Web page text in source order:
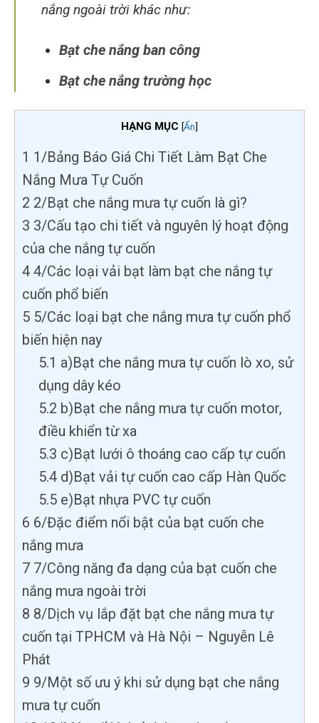
nắng ngoài trời khác như:
Bạt che nắng ban công
Bạt che nắng trường học
HẠNG MỤC [Ẩn]
1 1/Bảng Báo Giá Chi Tiết Làm Bạt Che
Nắng Mưa Tự Cuốn
2 2/Bạt che nắng mưa tự cuốn là gì?
3 3/Cấu tạo chi tiết và nguyên lý hoạt động
của che nắng tự cuốn
4 4/Các loại vải bạt làm bạt che nắng tự
cuốn phổ biến
5 5/Các loại bạt che nắng mưa tự cuốn phổ
biến hiện nay
5.1 a)Bạt che nắng mưa tự cuốn lò xo, sử
dụng dây kéo
5.2 b)Bạt che nắng mưa tự cuốn motor,
điều khiển từ xa
5.3 c)Bạt lưới ô thoáng cao cấp tự cuốn
5.4d)Bạt vải tự cuốn cao cấp Hàn Quốc
5.5e)Bạt nhựa PVC tự cuốn
6 6/Đặc điểm nổi bật của bạt cuốn che
nắng mưa
7 7/Công năng đa dạng của bạt cuốn che
nắng mưa ngoài trời
8 8/Dịch vụ lắp đặt bạt che nắng mưa tự
cuốn tại TPHCM và Hà Nội – Nguyễn Lê
Phát
9 9/Một số ưu ý khi sử dụng bạt che nắng
mưa tự cuốn